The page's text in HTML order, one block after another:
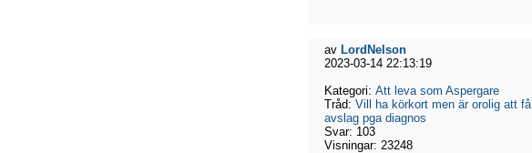
av LordNelson
2023-03-14 22:13:19
Kategori: Att leva som Aspergare
Tråd: Vill ha körkort men är orolig att få
avslag pga diagnos
Svar: 103
Visningar: 23248